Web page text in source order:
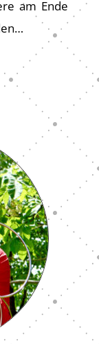
am Ende